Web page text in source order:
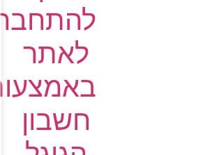
להתחבר
לאתר
באמצעות
חשבון